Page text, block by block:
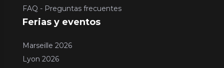
FAQ - Preguntas frecuentes
Ferias y eventos
Marseille 2026
Lyon 2026